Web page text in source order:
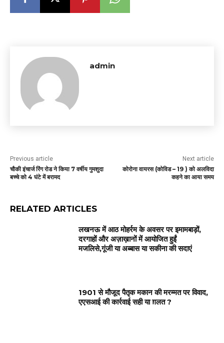
admin
Previous article
चौकी इंचार्ज रिंग रोड ने किया 7 वर्षीय गुमशुदा
बच्चे को 4 घंटे में बरामद
Next article
कोरोना वायरस (कोविड – 19 ) को अलविदा
कहने का आया समय
RELATED ARTICLES
लखनऊ में आठ मोहर्रम के अवसर पर इमामबाड़ों,
दरगाहों और अज़ाख़ानों में आयोजित हुईं
मजलिसे,गूंजी या अब्बास या सकीना की सदाएं
1901 से मौजूद पैतृक मकान की मरम्मत पर विवाद,
एएसआई की कार्रवाई सही या ग़लत ?